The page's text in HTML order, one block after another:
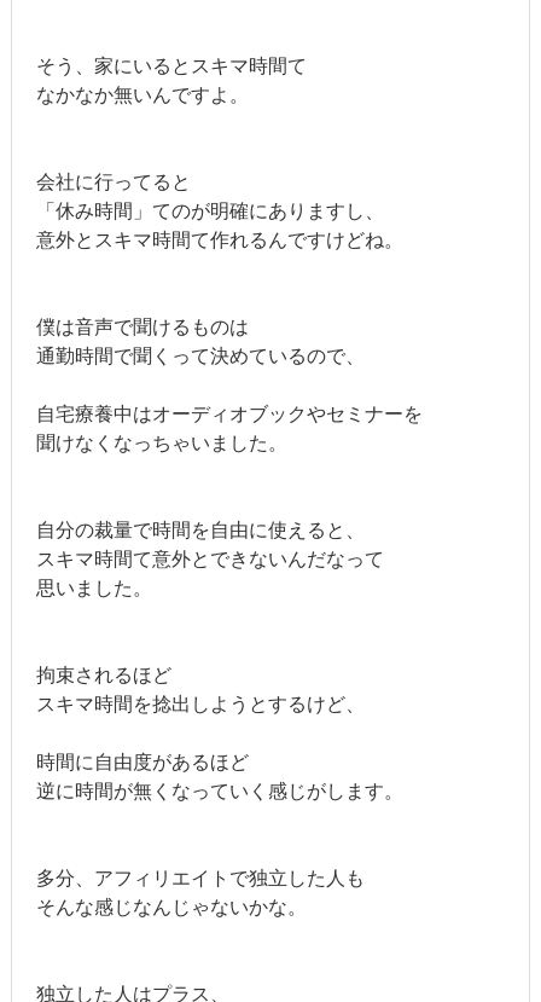
そう、家にいるとスキマ時間て
なかなか無いんですよ。
会社に行ってると
「休み時間」てのが明確にありますし、
意外とスキマ時間て作れるんですけどね。
僕は音声で聞けるものは
通勤時間で聞くって決めているので、
自宅療養中はオーディオブックやセミナーを
聞けなくなっちゃいました。
自分の裁量で時間を自由に使えると、
スキマ時間て意外とできないんだなって
思いました。
拘束されるほど
スキマ時間を捻出しようとするけど、
時間に自由度があるほど
逆に時間が無くなっていく感じがします。
多分、アフィリエイトで独立した人も
そんな感じなんじゃないかな。
独立した人はプラス、